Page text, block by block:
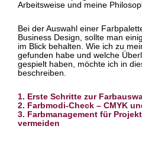
Arbeitsweise und meine
Bei der Auswahl einer
Business Design, sollte man
im Blick behalten. Wie ich zu
gefunden habe und welche
gespielt haben, möchte ich in
beschreiben.
1. Erste Schritte zur
2. Farbmodi-Check – CMYK
3. Farbmanagement für
vermeiden